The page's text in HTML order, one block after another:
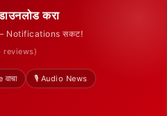
करा
— Notifications सकट!
reviews)
🎙️ Audio News